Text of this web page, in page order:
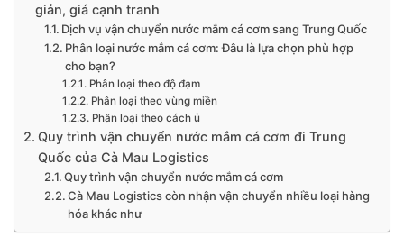
giản, giá cạnh tranh
Dịch vụ vận chuyển nước mắm cá cơm sang Trung Quốc
Phân loại nước mắm cá cơm: Đâu là lựa chọn phù hợp
cho bạn?
Phân loại theo độ đạm
Phân loại theo vùng miền
Phân loại theo cách ủ
Quy trình vận chuyển nước mắm cá cơm đi Trung
Quốc của Cà Mau Logistics
Quy trình vận chuyển nước mắm cá cơm
Cà Mau Logistics còn nhận vận chuyển nhiều loại hàng
hóa khác như